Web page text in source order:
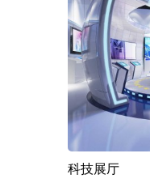
科技展厅